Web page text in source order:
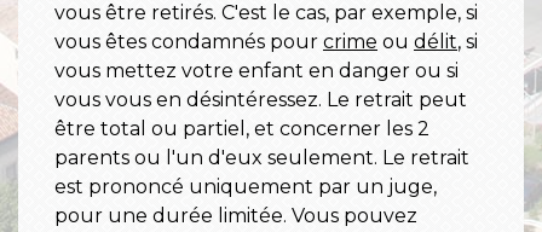
vous être retirés. C'est le cas, par exemple, si
vous êtes condamnés pour crime ou délit, si
vous mettez votre enfant en danger ou si
vous vous en désintéressez. Le retrait peut
être total ou partiel, et concerner les 2
parents ou l'un d'eux seulement. Le retrait
est prononcé uniquement par un juge,
pour une durée limitée. Vous pouvez